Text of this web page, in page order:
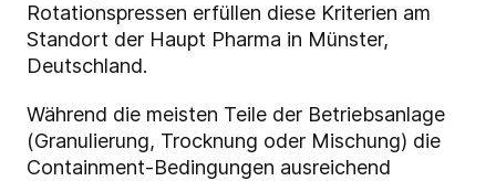
Rotationspressen erfüllen diese Kriterien am
Standort der Haupt Pharma in Münster,
Deutschland.
Während die meisten Teile der Betriebsanlage
(Granulierung, Trocknung oder Mischung) die
Containment-Bedingungen ausreichend